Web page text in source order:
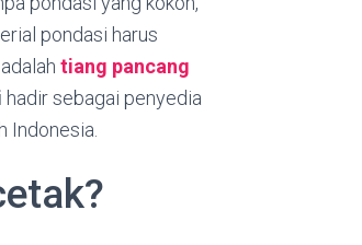
pondasi harus
tiang pancang
hadir sebagai penyedia
Indonesia.